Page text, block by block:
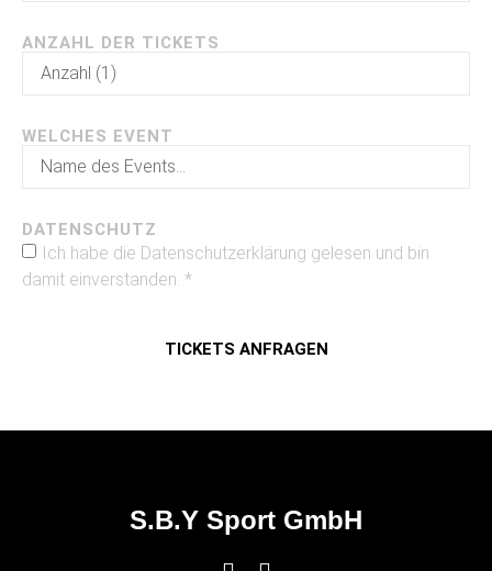
ANZAHL DER TICKETS
WELCHES EVENT
DATENSCHUTZ
Ich habe die Datenschutzerklärung gelesen und bin
damit einverstanden. *
TICKETS ANFRAGEN
S.B.Y Sport GmbH